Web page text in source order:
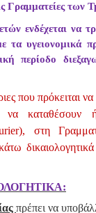
Γραμματείες των
ενδέχεται να
τα υγειονομικά
περίοδο
που πρόκειται
να
), στη
δικαιολογητικά
πρέπει να